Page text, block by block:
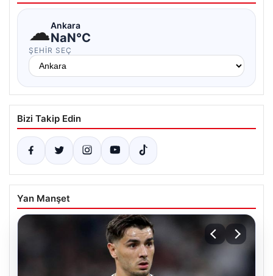
☁Ankara
NaN°C
ŞEHIR SEÇ
Bizi Takip Edin
Yan Manşet